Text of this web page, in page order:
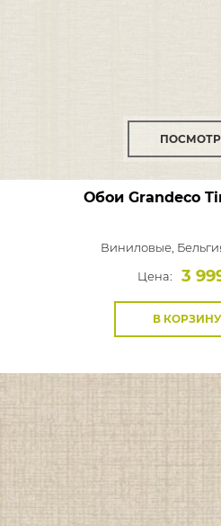
Обои Grandeco
Виниловые,
Цена:
3
В КОРЗИНУ